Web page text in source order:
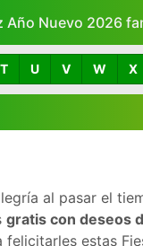
Año Nuevo 2026
T U V W X
al pasar el
gratis con deseos
felicitarles estas